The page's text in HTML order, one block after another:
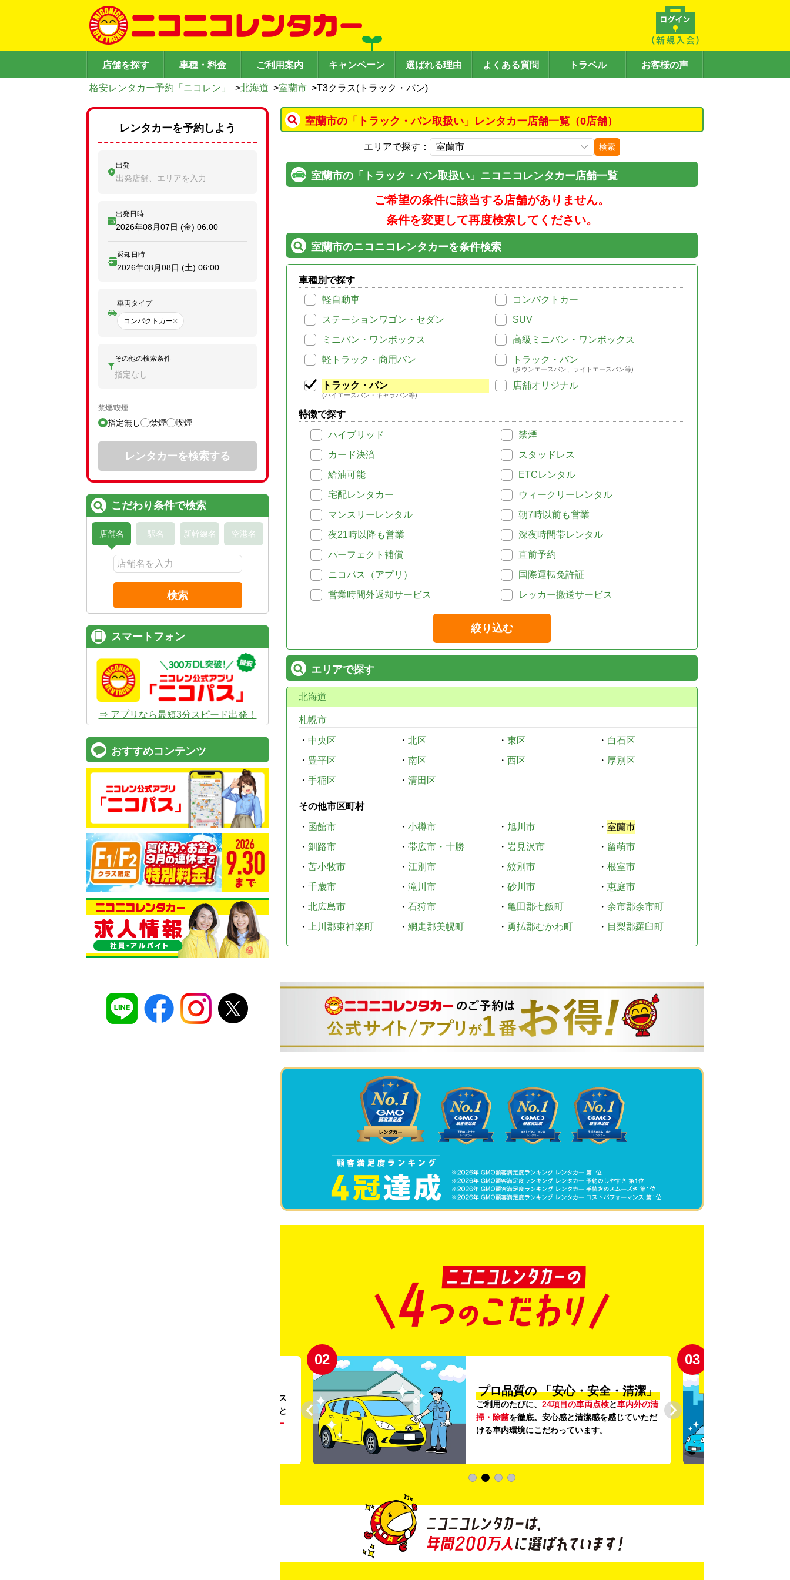
店舗を探す 車種・料金 ご利用案内 キャンペーン 選ばれる理由 よくある質問 トラベル お客様の声
格安レンタカー予約「ニコレン」 >北海道 >室蘭市 >T3クラス(トラック・バン)
室蘭市の「トラック・バン取扱い」レンタカー店舗一覧（0店舗）
エリアで探す： 検索
室蘭市の「トラック・バン取扱い」ニコニコレンタカー店舗一覧
ご希望の条件に該当する店舗がありません。
条件を変更して再度検索してください。
室蘭市のニコニコレンタカーを条件検索
車種別で探す
軽自動車
コンパクトカー
ステーションワゴン・セダン
SUV
ミニバン・ワンボックス
高級ミニバン・ワンボックス
軽トラック・商用バン
トラック・バン
(タウンエースバン、ライトエースバン等)
トラック・バン
(ハイエースバン・キャラバン等)
店舗オリジナル
特徴で探す
ハイブリッド
禁煙
カード決済
スタッドレス
給油可能
ETCレンタル
宅配レンタカー
ウィークリーレンタル
マンスリーレンタル
朝7時以前も営業
夜21時以降も営業
深夜時間帯レンタル
パーフェクト補償
直前予約
ニコパス（アプリ）
国際運転免許証
営業時間外返却サービス
レッカー搬送サービス
絞り込む
エリアで探す
北海道
札幌市
・ 中央区 ・ 北区 ・ 東区 ・ 白石区
・ 豊平区 ・ 南区 ・ 西区 ・ 厚別区
・ 手稲区 ・ 清田区
その他市区町村
・ 函館市 ・ 小樽市 ・ 旭川市 ・ 室蘭市
・ 釧路市 ・ 帯広市・十勝 ・ 岩見沢市 ・ 留萌市
・ 苫小牧市 ・ 江別市 ・ 紋別市 ・ 根室市
・ 千歳市 ・ 滝川市 ・ 砂川市 ・ 恵庭市
・ 北広島市 ・ 石狩市 ・ 亀田郡七飯町 ・ 余市郡余市町
・
上川郡東神楽町 ・ 網走郡美幌町 ・ 勇払郡むかわ町 ・ 目梨郡羅臼町
。ガソリンス
タンドや整備工場の既存インフラを活用すること
リー
02
プロ品質の 「安心・安全・清潔」
ご利用のたびに、 24項目の車両点検と車内外の清
掃・除菌を徹底。安心感と清潔感を感じていただ
ける車内環境にこだわっています。
03
レンタカーを予約しよう
出発
出発店舗、エリアを入力
出発日時
2026年08月07日 (金) 06:00
返却日時
2026年08月08日 (土) 06:00
車両タイプ
コンパクトカー
その他の検索条件
指定なし
禁煙/喫煙
指定無し 禁煙 喫煙
レンタカーを検索する
こだわり条件で検索
店舗名 駅名 新幹線名 空港名
検索
スマートフォン
⇒ アプリなら最短3分スピード出発！
おすすめコンテンツ